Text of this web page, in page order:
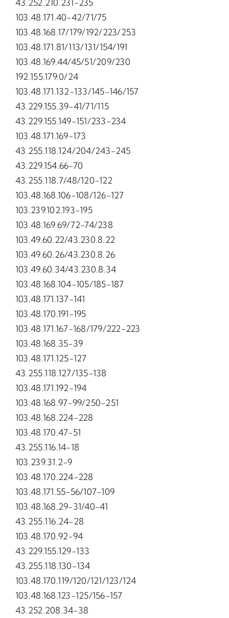
43.252.210.231-235
103.48.171.40-42/71/75
103.48.168.17/179/192/223/253
103.48.171.81/113/131/154/191
103.48.169.44/45/51/209/230
192.155.179.0/24
103.48.171.132-133/145-146/157
43.229.155.39-41/71/115
43.229.155.149-151/233-234
103.48.171.169-173
43.255.118.124/204/243-245
43.229.154.66-70
43.255.118.7/48/120-122
103.48.168.106-108/126-127
103.239.102.193-195
103.48.169.69/72-74/238
103.49.60.22/43.230.8.22
103.49.60.26/43.230.8.26
103.49.60.34/43.230.8.34
103.48.168.104-105/185-187
103.48.171.137-141
103.48.170.191-195
103.48.171.167-168/179/222-223
103.48.168.35-39
103.48.171.125-127
43.255.118.127/135-138
103.48.171.192-194
103.48.168.97-99/250-251
103.48.168.224-228
103.48.170.47-51
43.255.116.14-18
103.239.31.2-9
103.48.170.224-228
103.48.171.55-56/107-109
103.48.168.29-31/40-41
43.255.116.24-28
103.48.170.92-94
43.229.155.129-133
43.255.118.130-134
103.48.170.119/120/121/123/124
103.48.168.123-125/156-157
43.252.208.34-38